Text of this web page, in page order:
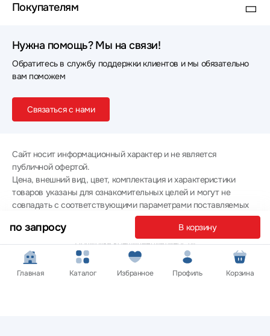
по запросу В корзину
Покупателям
Нужна помощь? Мы на связи!
Обратитесь в службу поддержки клиентов и мы обязательно
вам поможем
Связаться с нами
Сайт носит информационный характер и не является
публичной офертой.
Цена, внешний вид, цвет, комплектация и характеристики
товаров указаны для ознакомительных целей и могут не
совпадать с соответствующими параметрами поставляемых
товаров - уточняйте информацию у менеджера при
оформлении заказа.
Политика конфиденциальности
© 2012 — 2026 ООО «Эпл Тэк»
Главная Каталог Избранное Профиль Корзина